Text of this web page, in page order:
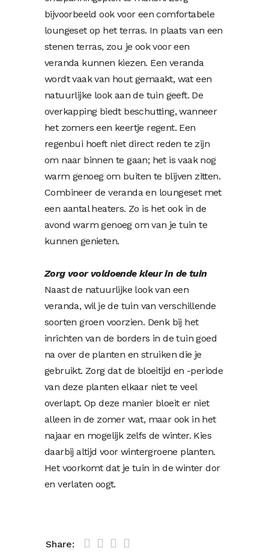
bijvoorbeeld ook voor een comfortabele
loungeset op het terras. In plaats van een
stenen terras, zou je ook voor een
veranda kunnen kiezen. Een veranda
wordt vaak van hout gemaakt, wat een
natuurlijke look aan de tuin geeft. De
overkapping biedt beschutting, wanneer
het zomers een keertje regent. Een
regenbui hoeft niet direct reden te zijn
om naar binnen te gaan; het is vaak nog
warm genoeg om buiten te blijven zitten.
Combineer de veranda en loungeset met
een aantal heaters. Zo is het ook in de
avond warm genoeg om van je tuin te
kunnen genieten.
Zorg voor voldoende kleur in de tuin
Naast de natuurlijke look van een
veranda, wil je de tuin van verschillende
soorten groen voorzien. Denk bij het
inrichten van de borders in de tuin goed
na over de planten en struiken die je
gebruikt. Zorg dat de bloeitijd en -periode
van deze planten elkaar niet te veel
overlapt. Op deze manier bloeit er niet
alleen in de zomer wat, maar ook in het
najaar en mogelijk zelfs de winter. Kies
daarbij altijd voor wintergroene planten.
Het voorkomt dat je tuin in de winter dor
en verlaten oogt.
Share: